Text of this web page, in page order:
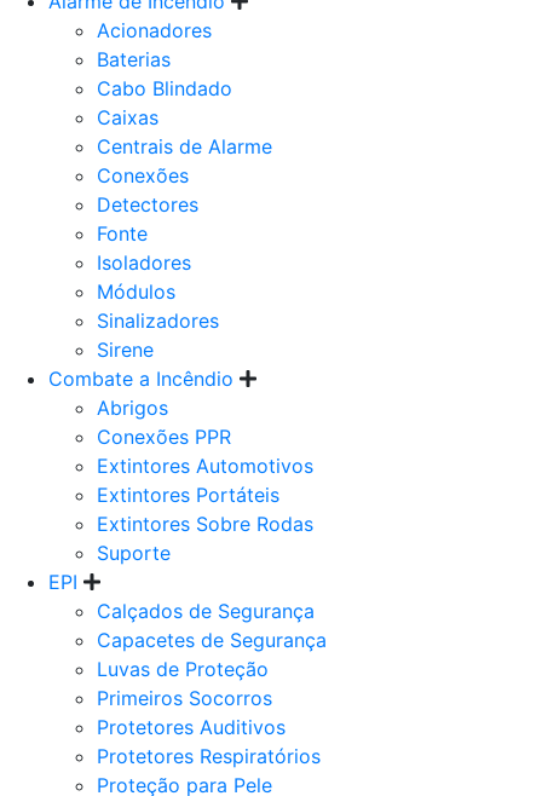
Acionadores
Baterias
Cabo Blindado
Caixas
Centrais de Alarme
Conexões
Detectores
Fonte
Isoladores
Módulos
Sinalizadores
Sirene
Combate a Incêndio
Abrigos
Conexões PPR
Extintores Automotivos
Extintores Portáteis
Extintores Sobre Rodas
Suporte
EPI
Calçados de Segurança
Capacetes de Segurança
Luvas de Proteção
Primeiros Socorros
Protetores Auditivos
Protetores Respiratórios
Proteção para Pele